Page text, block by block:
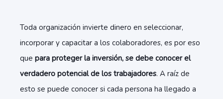
Toda organización invierte dinero en seleccionar,
incorporar y capacitar a los colaboradores, es por eso
que para proteger la inversión, se debe conocer el
verdadero potencial de los trabajadores. A raíz de
esto se puede conocer si cada persona ha llegado a